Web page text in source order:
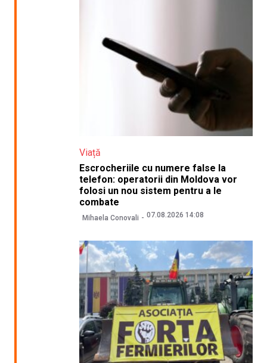
Viață
Escrocheriile cu numere false la
telefon: operatorii din Moldova vor
folosi un nou sistem pentru a le
combate
Mihaela Conovali 07.08.2026 14:08